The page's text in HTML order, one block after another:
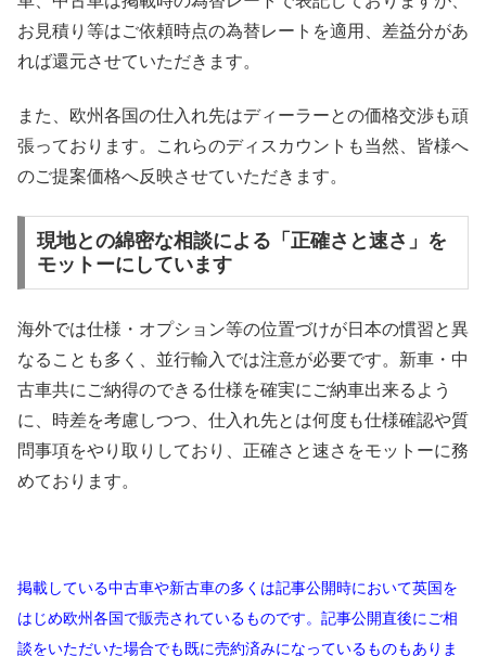
お見積り等はご依頼時点の為替レートを適用、差益分があ
れば還元させていただきます。
また、欧州各国の仕入れ先はディーラーとの価格交渉も頑
張っております。これらのディスカウントも当然、皆様へ
のご提案価格へ反映させていただきます。
現地との綿密な相談による「正確さと速さ」を
モットーにしています
海外では仕様・オプション等の位置づけが日本の慣習と異
なることも多く、並行輸入では注意が必要です。新車・中
古車共にご納得のできる仕様を確実にご納車出来るよう
に、時差を考慮しつつ、仕入れ先とは何度も仕様確認や質
問事項をやり取りしており、正確さと速さをモットーに務
めております。
掲載している中古車や新古車の多くは記事公開時において英国を
はじめ欧州各国で販売されているものです。記事公開直後にご相
談をいただいた場合でも既に売約済みになっているものもありま